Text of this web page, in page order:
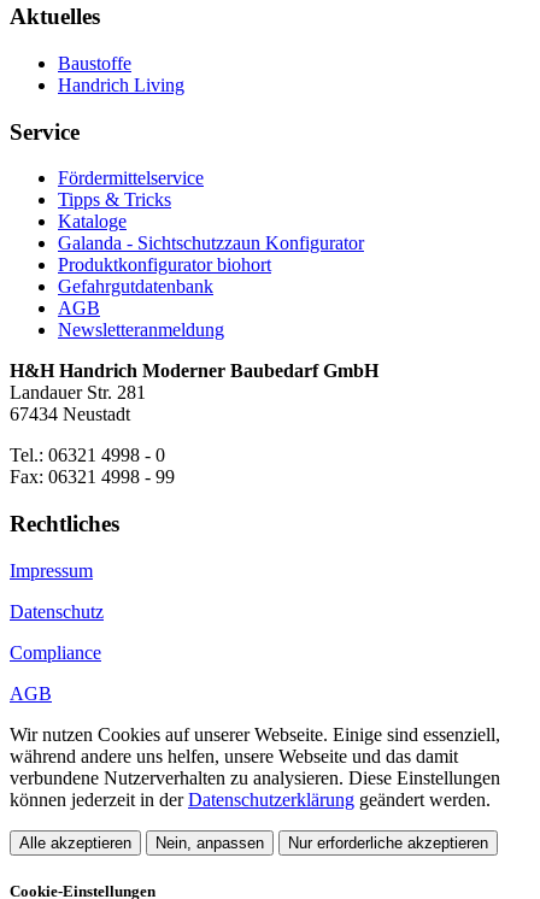
Aktuelles
Baustoffe
Handrich Living
Service
Fördermittelservice
Tipps & Tricks
Kataloge
Galanda - Sichtschutzzaun Konfigurator
Produktkonfigurator biohort
Gefahrgutdatenbank
AGB
Newsletteranmeldung
H&H Handrich Moderner Baubedarf GmbH
Landauer Str. 281
67434 Neustadt
Tel.: 06321 4998 - 0
Fax: 06321 4998 - 99
Rechtliches
Impressum
Datenschutz
Compliance
AGB
Wir nutzen Cookies auf unserer Webseite. Einige sind essenziell,
während andere uns helfen, unsere Webseite und das damit
verbundene Nutzerverhalten zu analysieren. Diese Einstellungen
können jederzeit in derDatenschutzerklärung geändert werden.
Alle akzeptieren Nein, anpassen Nur erforderliche akzeptieren
Cookie-Einstellungen